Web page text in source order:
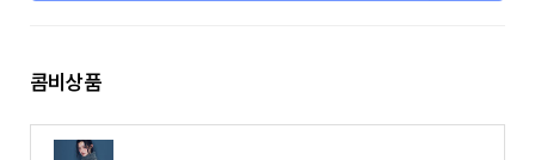
콤비상품